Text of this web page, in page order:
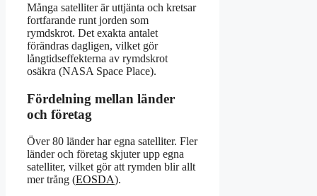
Många satelliter är uttjänta och kretsar
fortfarande runt jorden som
rymdskrot. Det exakta antalet
förändras dagligen, vilket gör
långtidseffekterna av rymdskrot
osäkra (NASA Space Place).
Fördelning mellan länder
och företag
Över 80 länder har egna satelliter. Fler
länder och företag skjuter upp egna
satelliter, vilket gör att rymden blir allt
mer trång (EOSDA).